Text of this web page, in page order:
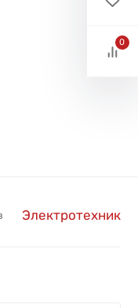
Электротехник
0